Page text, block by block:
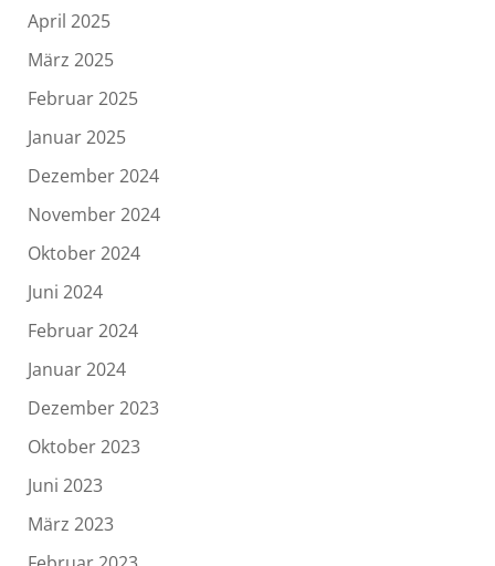
April 2025
März 2025
Februar 2025
Januar 2025
Dezember 2024
November 2024
Oktober 2024
Juni 2024
Februar 2024
Januar 2024
Dezember 2023
Oktober 2023
Juni 2023
März 2023